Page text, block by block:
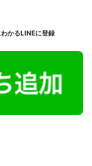
かるLINEに登録